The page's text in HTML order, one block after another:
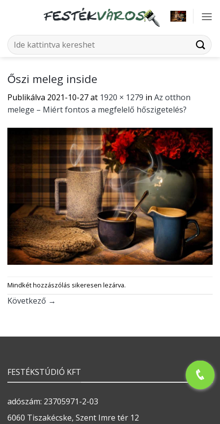
Keresés
a
Őszi meleg inside
Publikálva 2021-10-27at 1920 × 1279 in Az otthon
melege – Miért fontos a megfelelő hőszigetelés?
Mindkét hozzászólás sikeresen lezárva.
Következő →
FESTÉKSTÚDIÓ KFT
adószám: 23705971-2-03
6060 Tiszakécske, Szent Imre tér 12